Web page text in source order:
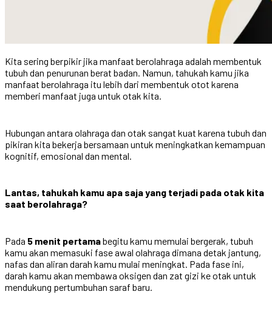
Kita sering berpikir jika manfaat berolahraga adalah membentuk
tubuh dan penurunan berat badan. Namun, tahukah kamu jika
manfaat berolahraga itu lebih dari membentuk otot karena
memberi manfaat juga untuk otak kita.
Hubungan antara olahraga dan otak sangat kuat karena tubuh dan
pikiran kita bekerja bersamaan untuk meningkatkan kemampuan
kognitif, emosional dan mental.
Lantas, tahukah kamu apa saja yang terjadi pada otak kita
saat berolahraga?
Pada 5 menit pertamabegitu kamu memulai bergerak, tubuh
kamu akan memasuki fase awal olahraga dimana detak jantung,
nafas dan aliran darah kamu mulai meningkat. Pada fase ini,
darah kamu akan membawa oksigen dan zat gizi ke otak untuk
mendukung pertumbuhan saraf baru.